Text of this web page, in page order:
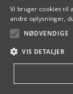
Vi bruger cookies til
andre oplysninger,
NØDVENDIGE
VIS DETALJER